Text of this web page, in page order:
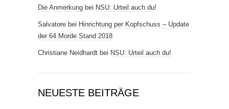
Die Anmerkung bei NSU: Urteil auch du!
Salvatore bei Hinrichtung per Kopfschuss – Update
der 64 Morde Stand 2018
Christiane Neidhardt bei NSU: Urteil auch du!
NEUESTE BEITRÄGE